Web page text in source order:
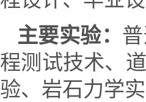
主要实验：
程测试技术、
验、岩石力学实